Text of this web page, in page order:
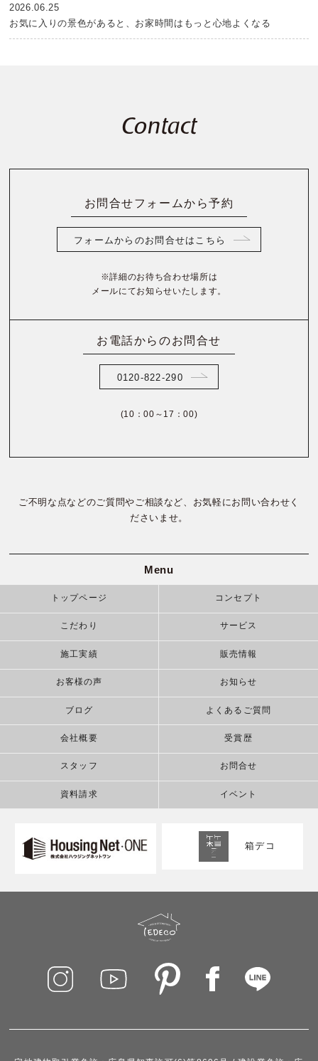
2026.06.25
お気に入りの景色があると、お家時間はもっと心地よくなる
Contact
お問合せフォームから予約
フォームからのお問合せはこちら
※詳細のお待ち合わせ場所は
メールにてお知らせいたします。
お電話からのお問合せ
0120-822-290
(10：00～17：00)
ご不明な点などのご質問やご相談など、お気軽にお問い合わせく
ださいませ。
Menu
トップページ コンセプト
こだわり サービス
施工実績 販売情報
お客様の声 お知らせ
ブログ よくあるご質問
会社概要 受賞歴
スタッフ お問合せ
資料請求 イベント
箱デコ